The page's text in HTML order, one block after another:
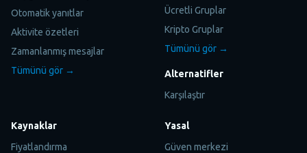
Otomatik yanıtlar
Aktivite özetleri
Zamanlanmış mesajlar
Tümünü gör →
Ücretli Gruplar
Kripto Gruplar
Tümünü gör →
Alternatifler
Karşılaştır
Kaynaklar
Fiyatlandırma
Yasal
Güven merkezi